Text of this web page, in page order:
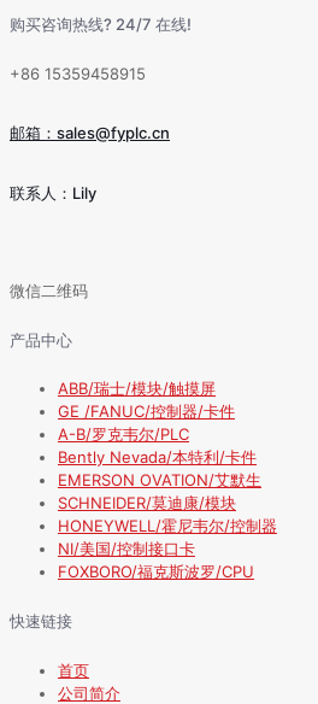
购买咨询热线? 24/7 在线!
+86 15359458915
邮箱：sales@fyplc.cn
联系人：Lily
微信二维码
产品中心
ABB/瑞士/模块/触摸屏
GE /FANUC/控制器/卡件
A-B/罗克韦尔/PLC
Bently Nevada/本特利/卡件
EMERSON OVATION/艾默生
SCHNEIDER/莫迪康/模块
HONEYWELL/霍尼韦尔/控制器
NI/美国/控制接口卡
FOXBORO/福克斯波罗/CPU
快速链接
首页
公司简介